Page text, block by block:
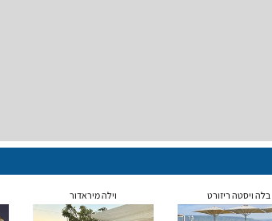
בלה ויסטה ריזורט וילה מיראדור